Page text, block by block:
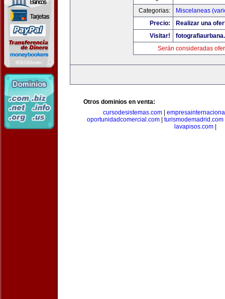
Categorias:
Miscelaneas
Precio:
Realizar una
Visitar!
Serán consideradas
Otros dominios en venta:
cursodesistemas.com
oportunidadcomercial.com
turismodemadrid.com
lavapisos.com